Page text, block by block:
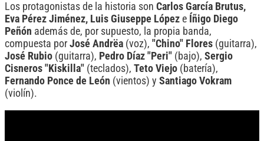
Los protagonistas de la historia son Carlos García Brutus,
Eva Pérez Jiménez, Luis Giuseppe López e Íñigo Diego
Peñón además de, por supuesto, la propia banda,
compuesta por José Andrëa (voz), "Chino" Flores (guitarra),
José Rubio (guitarra), Pedro Díaz "Peri" (bajo), Sergio
Cisneros "Kiskilla" (teclados), Teto Viejo (batería),
Fernando Ponce de León (vientos) y Santiago Vokram
(violín).